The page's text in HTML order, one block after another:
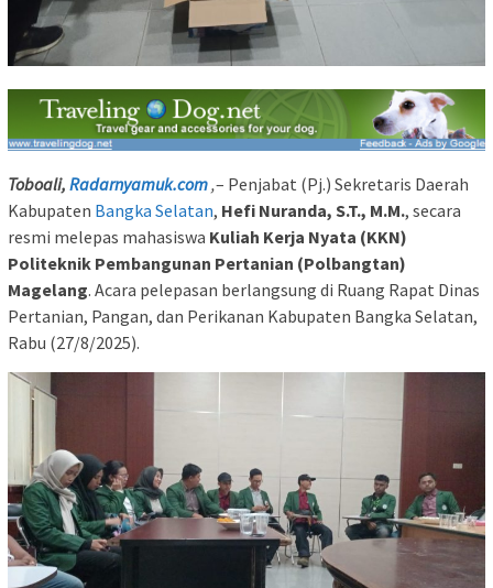
Toboali, Radarnyamuk.com,– Penjabat (Pj.) Sekretaris Daerah
Kabupaten Bangka Selatan, Hefi Nuranda, S.T., M.M., secara
resmi melepas mahasiswa Kuliah Kerja Nyata (KKN)
Politeknik Pembangunan Pertanian (Polbangtan)
Magelang. Acara pelepasan berlangsung di Ruang Rapat Dinas
Pertanian, Pangan, dan Perikanan Kabupaten Bangka Selatan,
Rabu (27/8/2025).